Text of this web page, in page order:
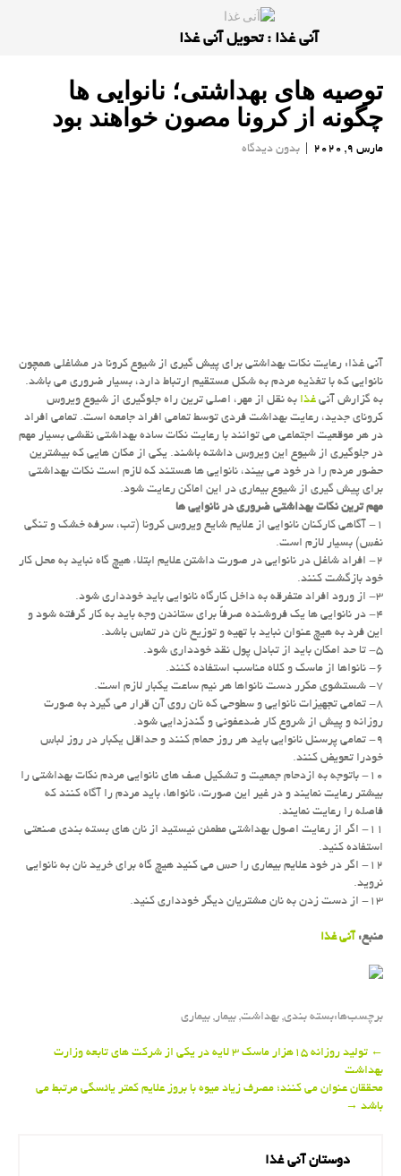
آنی غذا : تحویل آنی غذا
توصیه های بهداشتی؛ نانوایی ها
چگونه از كرونا مصون خواهند بود
مارس 9, 2020 | بدون دیدگاه
آنی غذا: رعایت نكات بهداشتی برای پیش گیری از شیوع كرونا در مشاغلی همچون
نانوایی كه با تغذیه مردم به شكل مستقیم ارتباط دارد، بسیار ضروری می باشد.
به گزارش آنیغذابه نقل از مهر، اصلی ترین راه جلوگیری از شیوع ویروس
كرونای جدید، رعایت بهداشت فردی توسط تمامی افراد جامعه است. تمامی افراد
در هر موقعیت اجتماعی می توانند با رعایت نكات ساده بهداشتی نقشی بسیار مهم
در جلوگیری از شیوع این ویروس داشته باشند. یكی از مكان هایی كه بیشترین
حضور مردم را در خود می بیند، نانوایی ها هستند كه لازم است نكات بهداشتی
برای پیش گیری از شیوع بیماری در این اماكن رعایت شود.
مهم ترین نكات بهداشتی ضروری در نانوایی ها
۱- آگاهی كاركنان نانوایی از علایم شایع ویروس كرونا (تب، سرفه خشك و تنگی
نفس) بسیار لازم است.
۲- افراد شاغل در نانوایی در صورت داشتن علایم ابتلاء هیچ گاه نباید به محل كار
خود بازگشت كنند.
۳- از ورود افراد متفرقه به داخل كارگاه نانوایی باید خودداری شود.
۴- در نانوایی ها یك فروشنده صرفاً برای ستاندن وجه باید به كار گرفته شود و
این فرد به هیچ عنوان نباید با تهیه و توزیع نان در تماس باشد.
۵- تا حد امكان باید از تبادل پول نقد خودداری شود.
۶- نانواها از ماسك و كلاه مناسب استفاده كنند.
۷- شستشوی مكرر دست نانواها هر نیم ساعت یكبار لازم است.
۸- تمامی تجهیزات نانوایی و سطوحی كه نان روی آن قرار می گیرد به صورت
روزانه و پیش از شروع كار ضدعفونی و گندزدایی شود.
۹- تمامی پرسنل نانوایی باید هر روز حمام كنند و حداقل یكبار در روز لباس
خودرا تعویض كنند.
۱۰- باتوجه به ازدحام جمعیت و تشكیل صف های نانوایی مردم نكات بهداشتی را
بیشتر رعایت نمایند و در غیر این صورت، نانواها، باید مردم را آگاه كنند كه
فاصله را رعایت نمایند.
۱۱- اگر از رعایت اصول بهداشتی مطمئن نیستید از نان های بسته بندی صنعتی
استفاده كنید.
۱۲- اگر در خود علایم بیماری را حس می كنید هیچ گاه برای خرید نان به نانوایی
نروید.
۱۳- از دست زدن به نان مشتریان دیگر خودداری كنید.
منبع:آنی غذا
برچسب‌ها:بسته بندی,بهداشت,بیمار,بیماری
Post
navigation
←
تولید روزانه ۱۵هزار ماسك ۳ لایه در یكی از شركت های تابعه وزارت
بهداشت
محققان عنوان می كنند؛ مصرف زیاد میوه با بروز علایم كمتر یائسگی مرتبط می
باشد→
دوستان آنی غذا